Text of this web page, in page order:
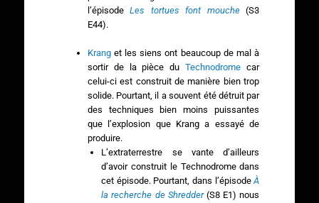
l’épisodeLes tortues font mouche(S3
E44).
Kranget les siens ont beaucoup de mal à
sortir de la pièce duTechnodrome car
celui-ci est construit de manière bien trop
solide. Pourtant, il a souvent été détruit par
des techniques bien moins puissantes
que l’explosion que Krang a essayé de
produire.
L’extraterrestre se vante d’ailleurs
d’avoir construit le Technodrome dans
cet épisode. Pourtant, dans l’épisodeÀ
la recherche de Shredder(S8 E1) nous